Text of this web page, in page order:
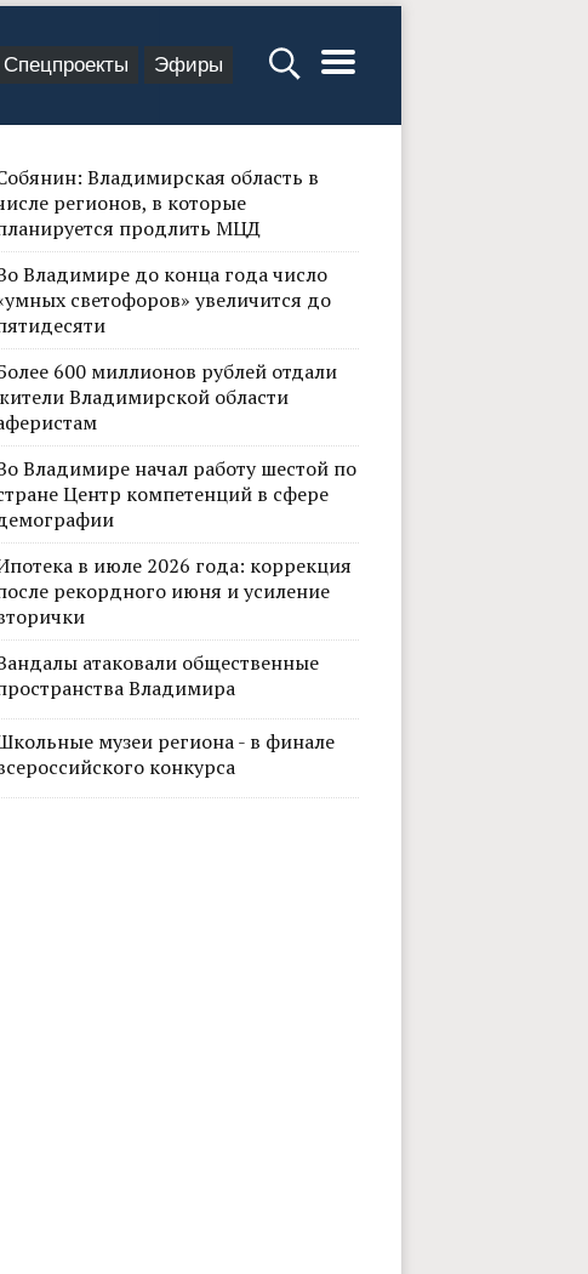
Спецпроекты Эфиры
Владимирская область в
регионов, в которые
продлить МЦД
Владимире до конца года число
светофоров» увеличится до
600 миллионов рублей отдали
Владимирской области
Владимире начал работу шестой по
Центр компетенций в сфере
в июле 2026 года: коррекция
рекордного июня и усиление
атаковали общественные
Владимира
музеи региона - в финале
конкурса